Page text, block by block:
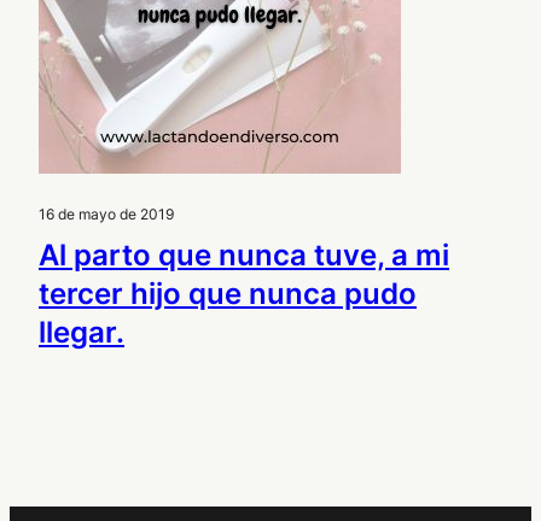
16 de mayo de 2019
Al parto que nunca tuve, a mi
tercer hijo que nunca pudo
llegar.